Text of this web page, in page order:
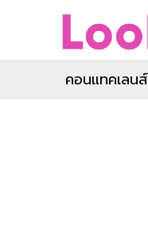
คอนแทคเลนส์